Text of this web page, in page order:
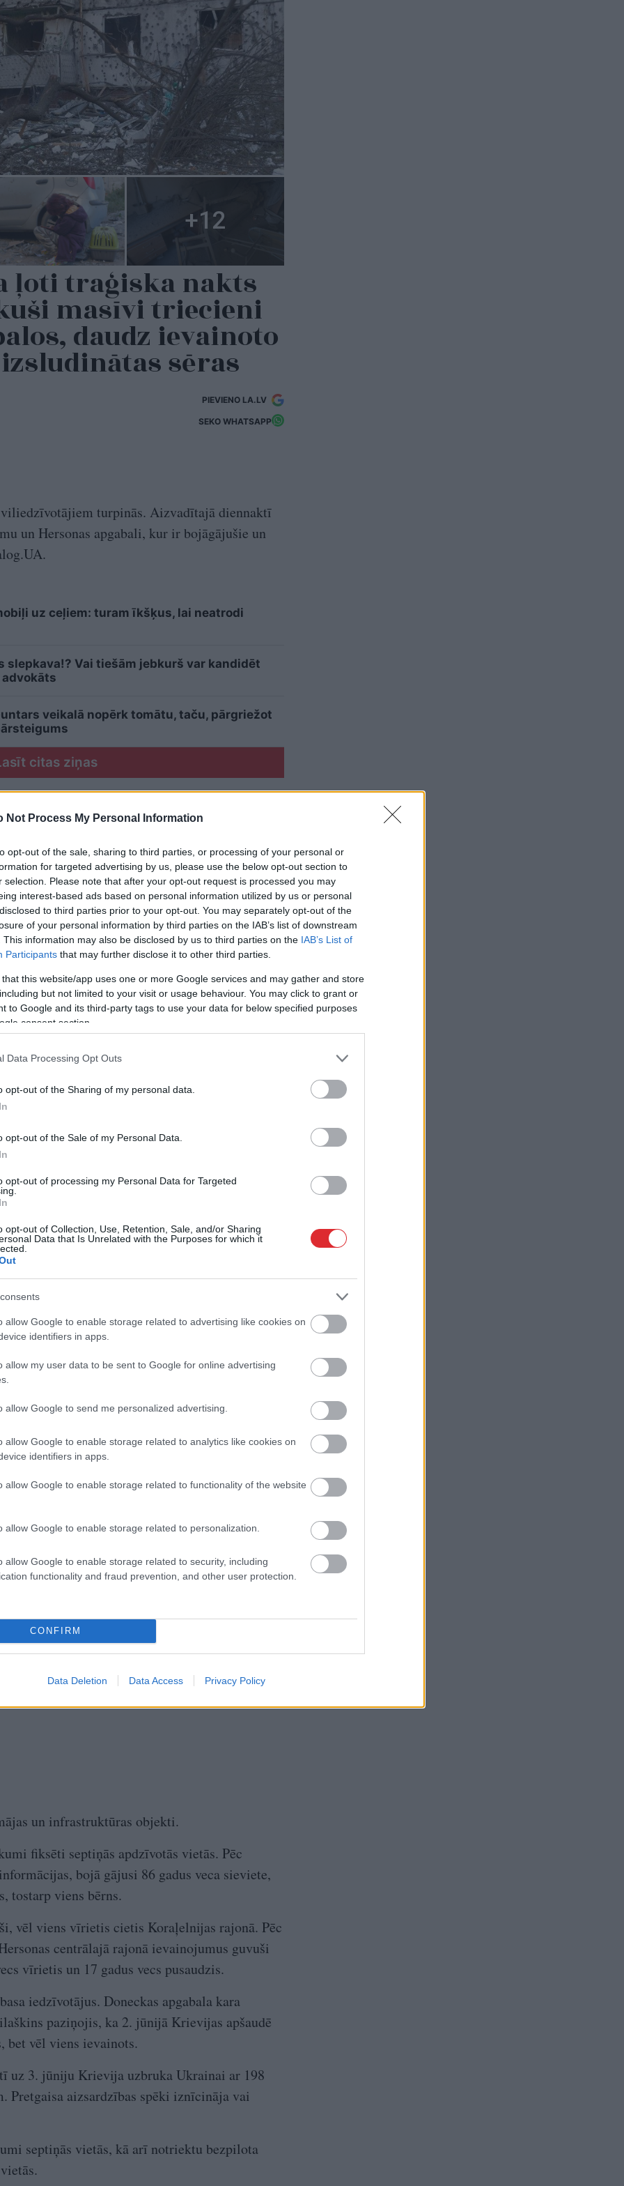
Not Process My Personal Information
opt-out of the sale, sharing to third parties, or processing of your personal or
for targeted advertising by us, please use the below opt-out section to
selection. Please note that after your opt-out request is processed you may
interest-based ads based on personal information utilized by us or personal
to third parties prior to your opt-out. You may separately opt-out of the
of your personal information by third parties on the IAB’s list of downstream
This information may also be disclosed by us to third parties on the IAB’s List of
Participants that may further disclose it to other third parties.
that this website/app uses one or more Google services and may gather and store
but not limited to your visit or usage behaviour. You may click to grant or
to Google and its third-party tags to use your data for below specified purposes
consent section.
Data Processing Opt Outs
opt-out of the Sharing of my personal data.
opt-out of the Sale of my Personal Data.
opt-out of processing my Personal Data for Targeted
opt-out of Collection, Use, Retention, Sale, and/or Sharing
Data that Is Unrelated with the Purposes for which it
allow Google to enable storage related to advertising like cookies on
identifiers in apps.
allow my user data to be sent to Google for online advertising
allow Google to send me personalized advertising.
allow Google to enable storage related to analytics like cookies on
identifiers in apps.
allow Google to enable storage related to functionality of the website
allow Google to enable storage related to personalization.
allow Google to enable storage related to security, including
functionality and fraud prevention, and other user protection.
CONFIRM
Data Deletion Data Access Privacy Policy
ļoti traģiska nakts
masīvi triecieni
daudz ievainoto
sēras
PIEVIENO LA.LV
SEKO WHATSAPP
turpinās. Aizvadītajā diennaktī
un Hersonas apgabali, kur ir bojāgājušie un
uz ceļiem: turam īkšķus, lai neatrodi
slepkava!? Vai tiešām jebkurš var kandidēt
advokāts
veikalā nopērk tomātu, taču, pārgriežot
citas ziņas
informāciju, Sumu apgabalā Krievijas
vairākos rajonos. Uzbrukumos gājis bojā
Cietušo vidū ir četri bērni.
— bojā gājis 72 gadus vecs vīrietis.
pēc bezpilota lidaparāta trieciena dzīvojamai
kad drons trāpījis mikroautobusam.
muižā
nakts
Rūgts! Latvijā
Masaki mijis gredzenus
skaista latviešu
civiliedzīvotāji, tostarp 6, 11 un 15 gadus
trāpījis dzīvojamai mājai, ievainojot 85 gadus
drona trieciena ievainots 36 gadus vecs
dzīvojamai mājai cietusi 88 gadus veca
un infrastruktūras objekti.
fiksēti septiņās apdzīvotās vietās. Pēc
bojā gājusi 86 gadus veca sieviete,
tostarp viens bērns.
vēl viens vīrietis cietis Koraļelnijas rajonā. Pēc
centrālajā rajonā ievainojumus guvuši
vīrietis un 17 gadus vecs pusaudzis.
iedzīvotājus. Doneckas apgabala kara
paziņojis, ka 2. jūnijā Krievijas apšaudē
bet vēl viens ievainots.
uz 3. jūniju Krievija uzbruka Ukrainai ar 198
Pretgaisa aizsardzības spēki iznīcināja vai
septiņās vietās, kā arī notriektu bezpilota